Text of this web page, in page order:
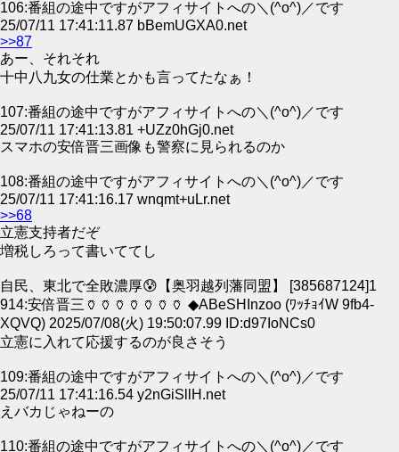
106:番組の途中ですがアフィサイトへの＼(^o^)／です
25/07/11 17:41:11.87 bBemUGXA0.net
>>87
あー、それそれ
十中八九女の仕業とかも言ってたなぁ！
107:番組の途中ですがアフィサイトへの＼(^o^)／です
25/07/11 17:41:13.81 +UZz0hGj0.net
スマホの安倍晋三画像も警察に見られるのか
108:番組の途中ですがアフィサイトへの＼(^o^)／です
25/07/11 17:41:16.17 wnqmt+uLr.net
>>68
立憲支持者だぞ
増税しろって書いててし
自民、東北で全敗濃厚😰【奥羽越列藩同盟】 [385687124]1
914:安倍晋三🏺🏺🏺🏺🏺🏺🏺 ◆ABeSHInzoo (ﾜｯﾁｮｲW 9fb4-
XQVQ) 2025/07/08(火) 19:50:07.99 ID:d97IoNCs0
立憲に入れて応援するのが良さそう
109:番組の途中ですがアフィサイトへの＼(^o^)／です
25/07/11 17:41:16.54 y2nGiSllH.net
えバカじゃねーの
110:番組の途中ですがアフィサイトへの＼(^o^)／です